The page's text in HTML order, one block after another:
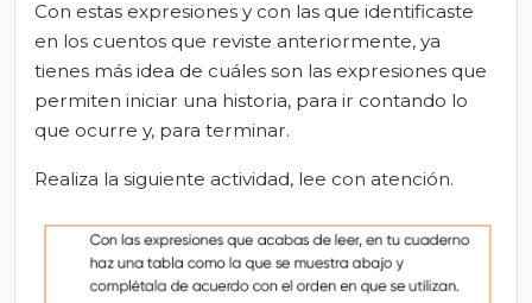
Con estas expresiones y con las que identificaste
en los cuentos que reviste anteriormente, ya
tienes más idea de cuáles son las expresiones que
permiten iniciar una historia, para ir contando lo
que ocurre y, para terminar.
Realiza la siguiente actividad, lee con atención.